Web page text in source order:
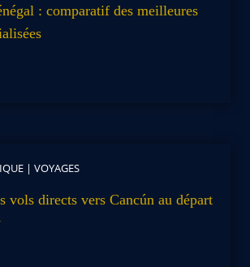
: comparatif des meilleures
| VOYAGES
vols directs vers Cancún au départ